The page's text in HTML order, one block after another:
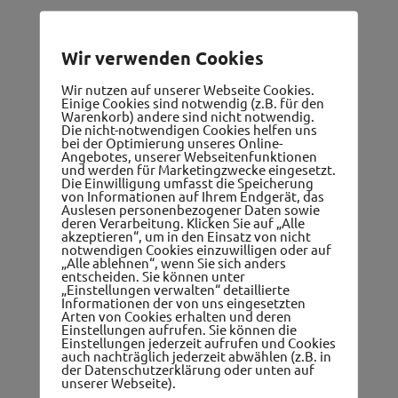
Gutscheine
Ärzte, Apotheken, Therapeuten
Wir verwenden Cookies
Wir nutzen auf unserer Webseite Cookies.
Einige Cookies sind notwendig (z.B. für den
Warenkorb) andere sind nicht notwendig.
Die nicht-notwendigen Cookies helfen uns
bei der Optimierung unseres Online-
Angebotes, unserer Webseitenfunktionen
und werden für Marketingzwecke eingesetzt.
Die Einwilligung umfasst die Speicherung
von Informationen auf Ihrem Endgerät, das
Auslesen personenbezogener Daten sowie
deren Verarbeitung. Klicken Sie auf „Alle
akzeptieren“, um in den Einsatz von nicht
notwendigen Cookies einzuwilligen oder auf
„Alle ablehnen“, wenn Sie sich anders
entscheiden. Sie können unter
„Einstellungen verwalten“ detaillierte
Informationen der von uns eingesetzten
Arten von Cookies erhalten und deren
Einstellungen aufrufen. Sie können die
Einstellungen jederzeit aufrufen und Cookies
auch nachträglich jederzeit abwählen (z.B. in
der Datenschutzerklärung oder unten auf
unserer Webseite).